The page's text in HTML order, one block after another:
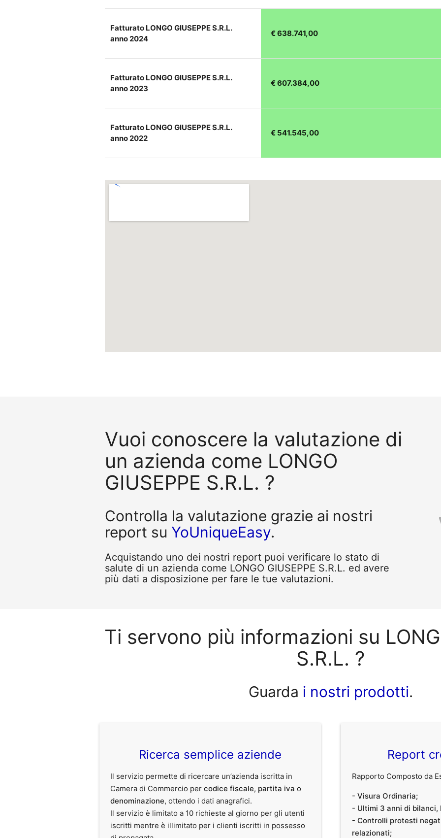
Fatturato LONGO GIUSEPPE S.R.L.
anno 2024
€ 638.741,00
Fatturato LONGO GIUSEPPE S.R.L.
anno 2023
€ 607.384,00
Fatturato LONGO GIUSEPPE S.R.L.
anno 2022
€ 541.545,00
Vuoi conoscere la valutazione di
un azienda come LONGO
GIUSEPPE S.R.L. ?
Controlla la valutazione grazie ai nostri
report su YoUniqueEasy.
Acquistando uno dei nostri report puoi verificare lo stato di
salute di un azienda come LONGO GIUSEPPE S.R.L. ed avere
più dati a disposizione per fare le tue valutazioni.
Ti servono più informazioni su
S.R.L. ?
Guarda i nostri prodotti.
Ricerca semplice aziende
Il servizio permette di ricercare un’azienda iscritta in
Camera di Commercio percodice fiscale, partita iva o
denominazione, ottendo i dati anagrafici.
Il servizio è limitato a 10 richieste al giorno per gli utenti
iscritti mentre è illimitato per i clienti iscritti in possesso
Report
Rapporto Composto da
- Visura Ordinaria;
- Ultimi 3 anni di bilanci,
- Controlli protesti
relazionati;